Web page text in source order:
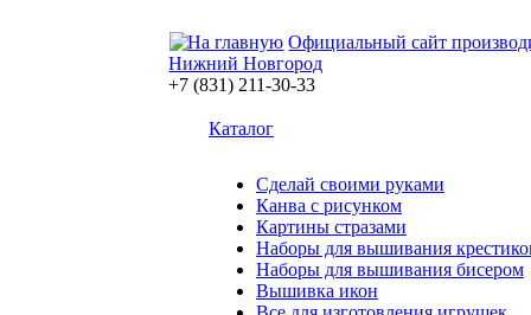
Официальный сайт
Нижний Новгород
+7 (831) 211-30-33
Каталог
Сделай своими руками
Канва с рисунком
Картины стразами
Наборы для вышивания
Наборы для вышивания бисером
Вышивка икон